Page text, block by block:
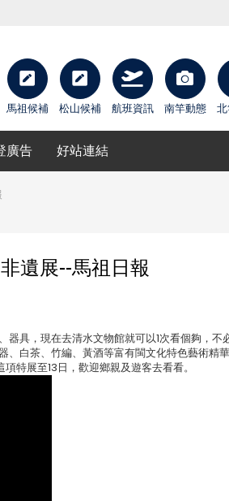
馬祖候補 松山候補 航班資訊 南竿動態
廣告 好站連結
遺展--馬祖日報
具，現在去清水文物館就可以1次看個夠，不
、白茶、竹編、黃酒等富有閩文化特色藝術
特展至13日，歡迎鄉親及遊客去看看。